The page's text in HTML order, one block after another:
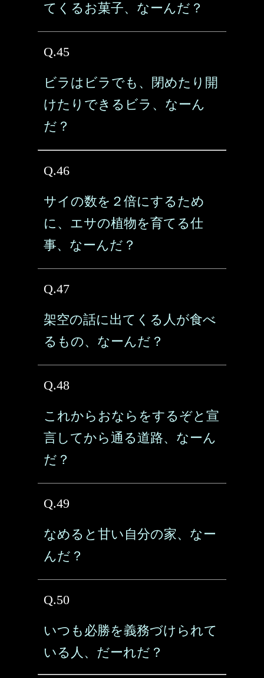
てくるお菓子、なーんだ？
Q.45
ビラはビラでも、閉めたり開
けたりできるビラ、なーん
だ？
Q.46
サイの数を２倍にするため
に、エサの植物を育てる仕
事、なーんだ？
Q.47
架空の話に出てくる人が食べ
るもの、なーんだ？
Q.48
これからおならをするぞと宣
言してから通る道路、なーん
だ？
Q.49
なめると甘い自分の家、なー
んだ？
Q.50
いつも必勝を義務づけられて
いる人、だーれだ？